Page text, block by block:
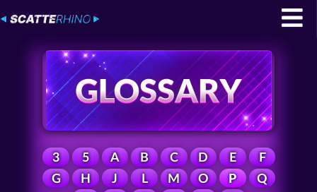
3 5 A B C D E
F
G
H J L M O P
Q